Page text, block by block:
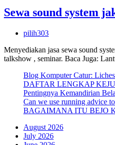
Sewa sound system
pilih303
Menyediakan jasa sewa sound
talkshow , seminar. Baca Juga:
Blog Komputer Catur:
DAFTAR LENGKAP
Pentingnya Kemandirian
Can we use running advice
BAGAIMANA ITU BEJO
August 2026
July 2026